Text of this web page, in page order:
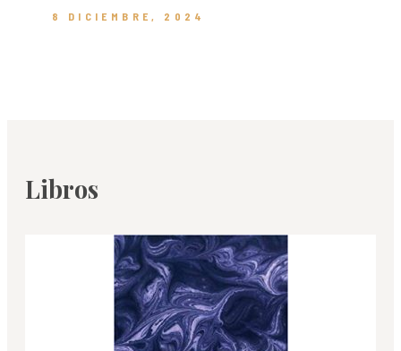
8 DICIEMBRE, 2024
Libros